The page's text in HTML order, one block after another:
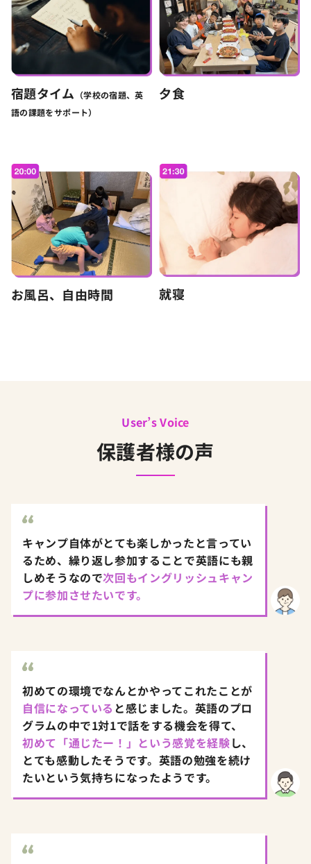
宿題タイム （学校の宿題、英
語の課題をサポート）
夕食
お風呂、自由時間 就寝
User’s Voice
保護者様の声
キャンプ自体がとても楽しかったと言ってい
るため、繰り返し参加することで英語にも親
しめそうなので次回もイングリッシュキャン
プに参加させたいです。
初めての環境でなんとかやってこれたことが
自信になっている と感じました。英語のプロ
グラムの中で1対1で話をする機会を得て、
初めて「通じたー！」という感覚を経験し、
とても感動したそうです。英語の勉強を続け
たいという気持ちになったようです。